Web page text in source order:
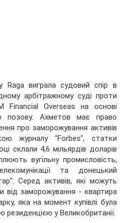
Raga виграла судовий спір в
арбітражному суді проти
Financial Overseas на основі
позову. Ахметов має право
про заморожування активів
журналу "Forbes", статки
склали 4,6 мільярдів доларів
вугільну промисловість,
та донецький
Серед активів, які можуть
від заморожування - квартира
яка на момент купівлі була
у Великобританії.